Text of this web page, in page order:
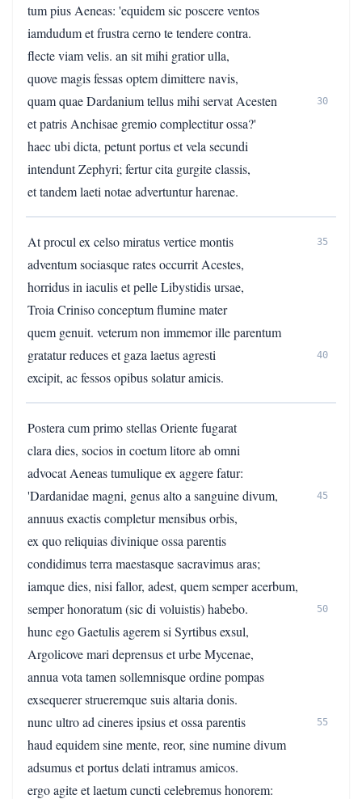
tum pius Aeneas: 'equidem sic poscere ventos
iamdudum et frustra cerno te tendere contra.
flecte viam velis. an sit mihi gratior ulla,
quove magis fessas optem dimittere navis,
quam quae Dardanium tellus mihi servat Acesten
30
et patris Anchisae gremio complectitur ossa?'
haec ubi dicta, petunt portus et vela secundi
intendunt Zephyri; fertur cita gurgite classis,
et tandem laeti notae advertuntur harenae.
At procul ex celso miratus vertice montis 35
adventum sociasque rates occurrit Acestes,
horridus in iaculis et pelle Libystidis ursae,
Troia Criniso conceptum flumine mater
quem genuit. veterum non immemor ille parentum
gratatur reduces et gaza laetus agresti
40
excipit, ac fessos opibus solatur amicis.
Postera cum primo stellas Oriente fugarat
clara dies, socios in coetum litore ab omni
advocat Aeneas tumulique ex aggere fatur:
'Dardanidae magni, genus alto a sanguine divum,
45
annuus exactis completur mensibus orbis,
ex quo reliquias divinique ossa parentis
condidimus terra maestasque sacravimus aras;
iamque dies, nisi fallor, adest, quem semper acerbum,
semper honoratum (sic di voluistis) habebo.
50
hunc ego Gaetulis agerem si Syrtibus exsul,
Argolicove mari deprensus et urbe Mycenae,
annua vota tamen sollemnisque ordine pompas
exsequerer strueremque suis altaria donis.
nunc ultro ad cineres ipsius et ossa parentis
55
haud equidem sine mente, reor, sine numine divum
adsumus et portus delati intramus amicos.
ergo agite et laetum cuncti celebremus honorem: